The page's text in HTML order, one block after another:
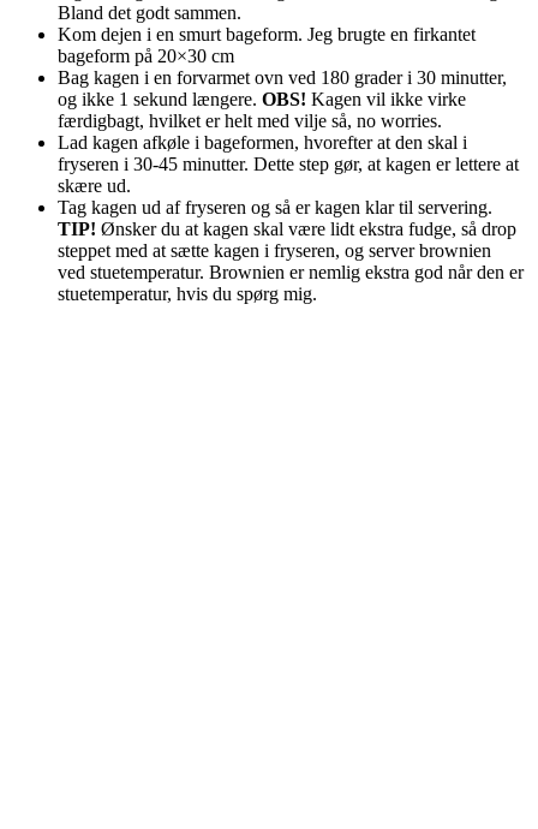
Bland det godt sammen.
Kom dejen i en smurt bageform. Jeg brugte en firkantet
bageform på 20×30 cm
Bag kagen i en forvarmet ovn ved 180 grader i 30 minutter,
og ikke 1 sekund længere. OBS! Kagen vil ikke virke
færdigbagt, hvilket er helt med vilje så, no worries.
Lad kagen afkøle i bageformen, hvorefter at den skal i
fryseren i 30-45 minutter. Dette step gør, at kagen er lettere at
skære ud.
Tag kagen ud af fryseren og så er kagen klar til servering.
TIP! Ønsker du at kagen skal være lidt ekstra fudge, så drop
steppet med at sætte kagen i fryseren, og server brownien
ved stuetemperatur. Brownien er nemlig ekstra god når den er
stuetemperatur, hvis du spørg mig.